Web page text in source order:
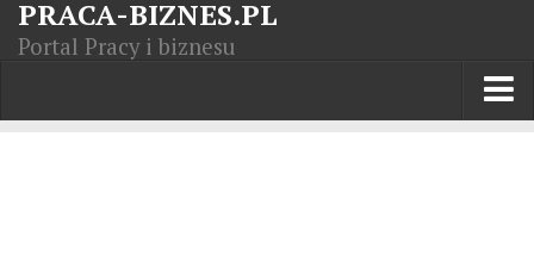
PRACA-BIZNES.PL
Portal Pracy i biznesu